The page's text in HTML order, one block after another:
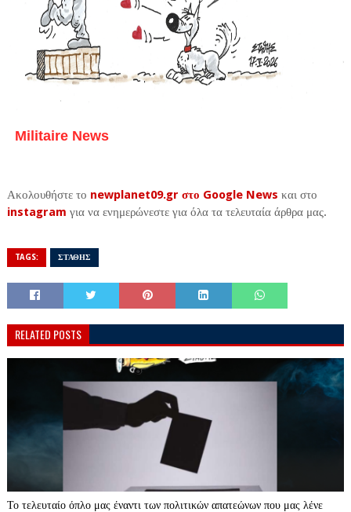
Militaire News
Ακολουθήστε το newplanet09.gr στο Google News και στο
instagram για να ενημερώνεστε για όλα τα τελευταία άρθρα μας.
TAGS: ΣΤΑΘΗΣ
RELATED POSTS
Το τελευταίο όπλο μας έναντι των πολιτικών απατεώνων που μας λένε